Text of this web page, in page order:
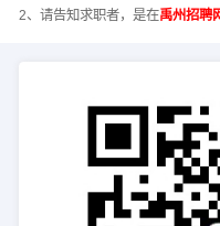
2、请告知求职者，是在禹州招聘